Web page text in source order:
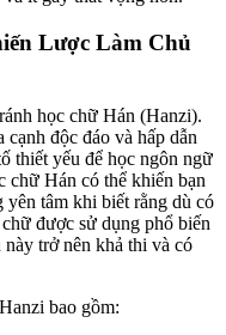
Lược Làm Chủ
học chữ Hán (Hanzi).
độc đáo và hấp dẫn
thiết yếu để học ngôn ngữ
chữ Hán có thể khiến bạn
yên tâm khi biết rằng dù có
được sử dụng phổ biến
trở nên khả thi và có
bao gồm: